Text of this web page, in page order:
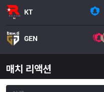
KT
GEN
매치 리액션